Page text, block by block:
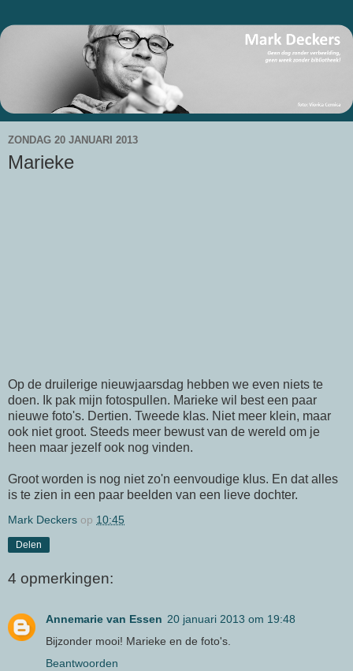
ZONDAG 20 JANUARI 2013
Marieke
Op de druilerige nieuwjaarsdag hebben we even niets te
doen. Ik pak mijn fotospullen. Marieke wil best een paar
nieuwe foto's. Dertien. Tweede klas. Niet meer klein, maar
ook niet groot. Steeds meer bewust van de wereld om je
heen maar jezelf ook nog vinden.
Groot worden is nog niet zo'n eenvoudige klus. En dat alles
is te zien in een paar beelden van een lieve dochter.
Mark Deckers op 10:45
Delen
4 opmerkingen:
Annemarie van Essen 20 januari 2013 om 19:48
Bijzonder mooi! Marieke en de foto's.
Beantwoorden